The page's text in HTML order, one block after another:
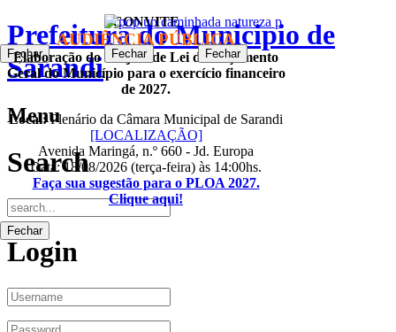
Prefeitura do Municipio de
Sarandi
Menu
Search
Login
Fechar
CONVITE
AUDIÊNCIA PÚBLICA
Elaboração do Projeto de Lei do Orçamento
Geral do Município para o exercício financeiro
de 2027.
Local:Plenário da Câmara Municipal de Sarandi
[LOCALIZAÇÃO]
Avenida Maringá, n.º 660 - Jd. Europa
Data: 18/08/2026 (terça-feira) às 14:00hs.
Faça sua sugestão para o PLOA 2027.
Clique aqui!
Fechar
Fechar
Fechar Fechar